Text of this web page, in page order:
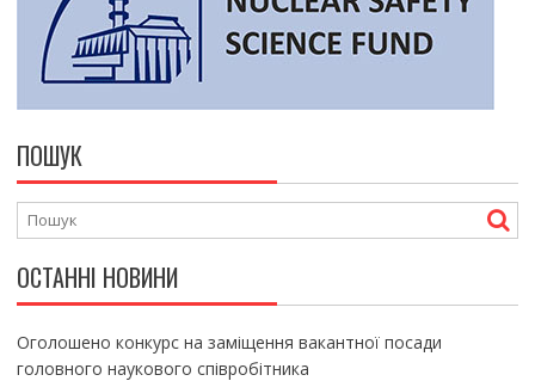
ПОШУК
ОСТАННІ НОВИНИ
Оголошено конкурс на заміщення вакантної посади
головного наукового співробітника